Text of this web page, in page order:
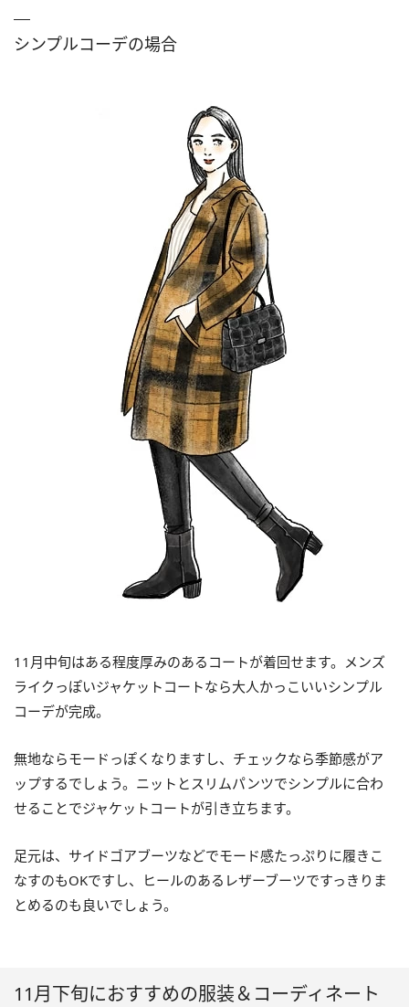
シンプルコーデの場合
11月中旬はある程度厚みのあるコートが着回せます。メンズ
ライクっぽいジャケットコートなら大人かっこいいシンプル
コーデが完成。
無地ならモードっぽくなりますし、チェックなら季節感がア
ップするでしょう。ニットとスリムパンツでシンプルに合わ
せることでジャケットコートが引き立ちます。
足元は、サイドゴアブーツなどでモード感たっぷりに履きこ
なすのもOKですし、ヒールのあるレザーブーツですっきりま
とめるのも良いでしょう。
11月下旬におすすめの服装＆コーディネート